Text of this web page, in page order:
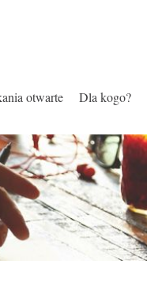
otwarte Dla kogo?